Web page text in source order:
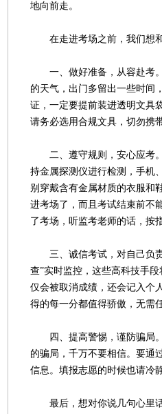
地向前走。
在走进考场之前，我们想和
一、做好准备，从容赴考。
的天气，出门多留出一些时
证，一定要提前装进透明文具
请务必选用合规文具，切勿携
二、遵守规则，安心应考。
持金属探测仪进行检测，手机
别穿戴含有金属材质的衣服和
进考场了，而且考试结束前不
了考场，听监考老师的话，按
三、诚信考试，对自己负责
查”实时监控，这些高科技手
仅会被取消成绩，还会记入个
得的每一分都值得骄傲，无需
四、提高警惕，谨防骗局。
的骗局，千万不要相信。要通
信息。填报志愿的时候也请冷
最后，想对你说几句心里话